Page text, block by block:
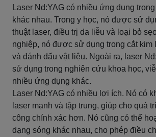
Laser Nd:YAG có nhiều ứng dụng
khác nhau. Trong y học, nó được sử
thuật laser, điều trị da liễu và loại bỏ
nghiệp, nó được sử dụng trong cắt kim
và đánh dấu vật liệu. Ngoài ra, laser
sử dụng trong nghiên cứu khoa học,
nhiều ứng dụng khác.
Laser Nd:YAG có nhiều lợi ích. Nó có
laser mạnh và tập trung, giúp cho quá
công chính xác hơn. Nó cũng có thể
dạng sóng khác nhau, cho phép điều